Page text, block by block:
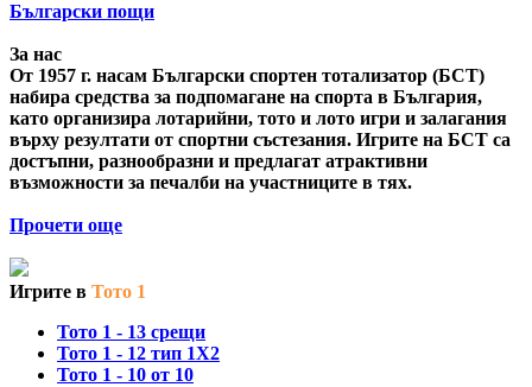
Български пощи
За нас
От 1957 г. насам Български спортен тотализатор (БСТ)
набира средства за подпомагане на спорта в България,
като организира лотарийни, тото и лото игри и залагания
върху резултати от спортни състезания. Игрите на БСТ са
достъпни, разнообразни и предлагат атрактивни
възможности за печалби на участниците в тях.
Прочети още
Игрите в Тото 1
Тото 1 - 13 срещи
Тото 1 - 12 тип 1X2
Тото 1 - 10 от 10